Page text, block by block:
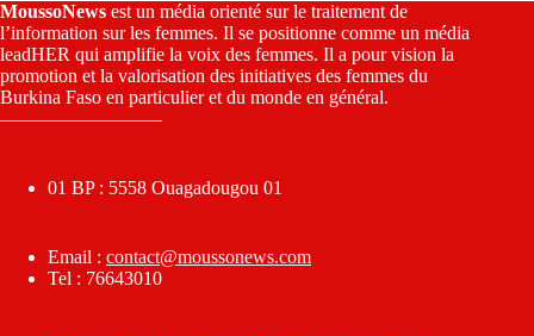
MoussoNews est un média orienté sur le traitement de
l’information sur les femmes. Il se positionne comme un média
leadHER qui amplifie la voix des femmes. Il a pour vision la
promotion et la valorisation des initiatives des femmes du
Burkina Faso en particulier et du monde en général.
————————–
01 BP : 5558 Ouagadougou 01
Email : contact@moussonews.com
Tel : 76643010